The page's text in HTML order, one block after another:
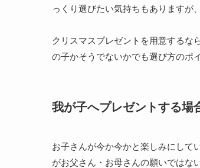
っくり選びたい気持ちもありますが
クリスマスプレゼントを用意するな
の子かそうでないかでも選び方のポ
我が子へプレゼントする場
お子さんが今か今かと楽しみにして
がお父さん・お母さんの願いではな